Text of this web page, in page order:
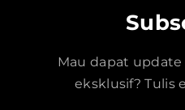
Mau dapat
eksklusif? Tulis